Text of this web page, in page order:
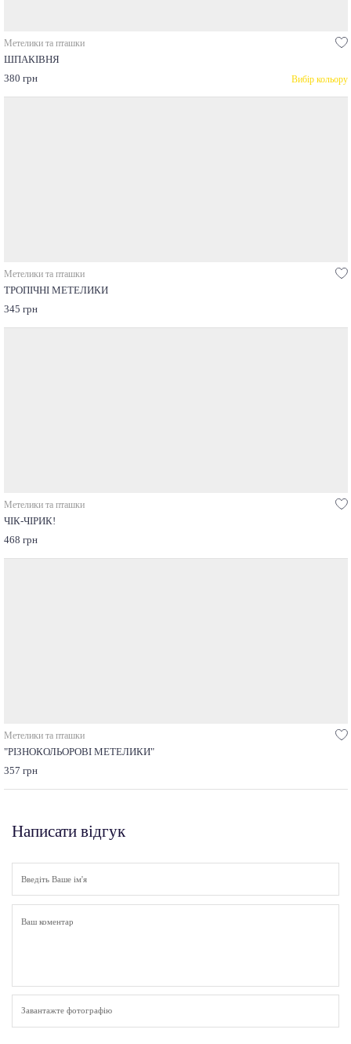
Метелики та пташки
ШПАКІВНЯ
380 грн
Вибір кольору
Метелики та пташки
ТРОПІЧНІ МЕТЕЛИКИ
345 грн
Метелики та пташки
ЧІК-ЧІРИК!
468 грн
Метелики та пташки
"РІЗНОКОЛЬОРОВІ МЕТЕЛИКИ"
357 грн
Написати відгук
Завантажте фотографію